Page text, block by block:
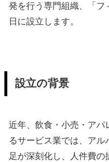
発を行う専門組織、「フ
日に設立します。
設立の背景
近年、飲食・小売・アパ
るサービス業では、ア
足が深刻化し、人件費